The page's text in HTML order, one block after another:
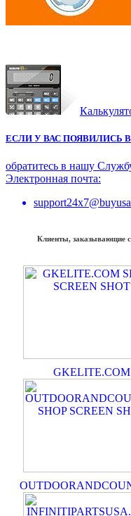
ЕСЛИ У ВАС ПОЯВИЛИСЬ
обратитесь в нашу
Электронная почта:
Клиенты, заказывающие с
GKELITE.COM